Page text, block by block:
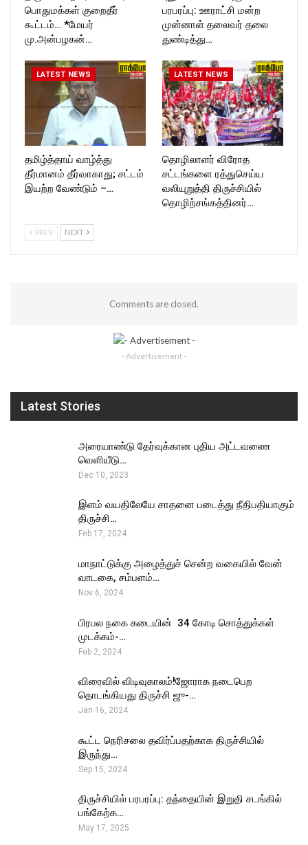
பொதுமக்கள் குறைதீர்
கூட்டம்… *மேயர்
மு.அன்பழகன்…
பரபரப்பு: ஊராட்சி மன்ற
முன்னாள் தலைவர் தலை
துண்டித்து…
LATEST NEWS
தமிழ்த்தாய் வாழ்த்து
தீர்மானம் தீர்வாகாது; சட்டம்
இயற்ற வேண்டும் –…
LATEST NEWS
தொழிலாளர் விரோத
சட்டங்களை ரத்துசெய்ய
வலியுறுத்தி திருச்சியில்
தொழிற்சங்கத்தினர்…
PREV NEXT
Comments are closed.
- Advertisement -
Latest Stories
அரையாண்டு தேர்வுக்கான புதிய அட்டவணை
வெளியீடு…
Dec 10, 2023
இளம் வயதிலேயே சாதனை படைத்து நீதிபதியாகும்
திருச்சி…
Feb 17, 2024
மாநாட்டுக்கு அழைத்துச் சென்ற வகையில் வேன்
வாடகை, சம்பளம்…
Nov 6, 2024
பிரபல நகை கடையின் ₹ 34 கோடி சொத்துக்கள்
முடக்கம்-…
Feb 2, 2024
விரைவில் விடிவுகாலம்!ஜோராக நடைபெற
தொடங்கியது திருச்சி ஜு-…
Jan 16, 2024
கூட்ட நெரிசலை தவிர்ப்பதற்காக திருச்சியில்
இருந்து…
Sep 15, 2024
திருச்சியில் பரபரப்பு: தந்தையின் இறுதி சடங்கில்
பங்கேற்க…
May 17, 2025